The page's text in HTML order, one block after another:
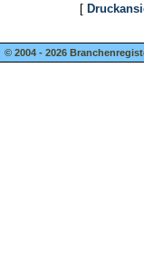
[
© 2004 - 2026